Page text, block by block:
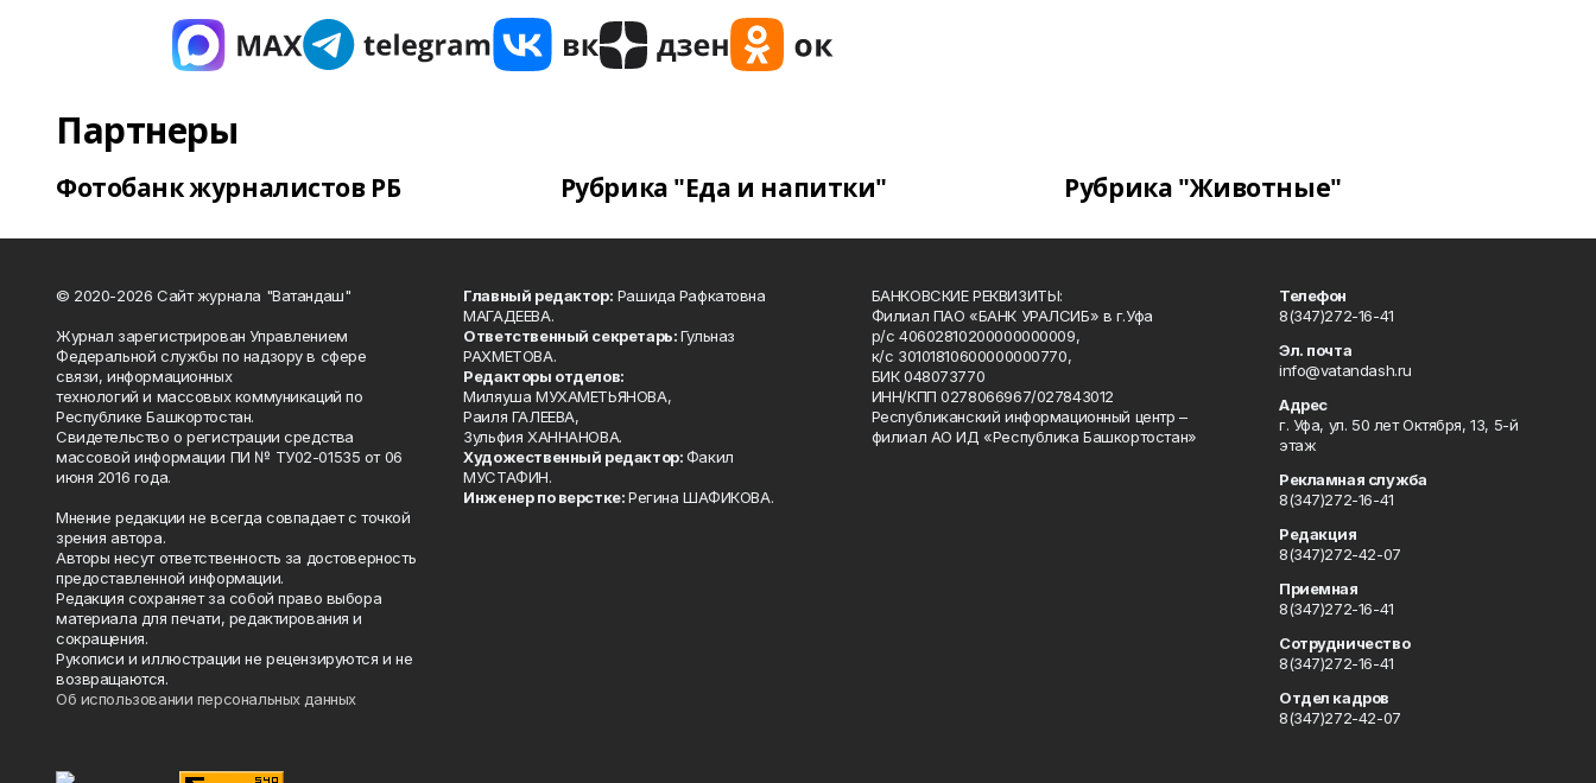
Партнеры
Фотобанк журналистов РБ Рубрика "Еда и напитки" Рубрика "Животные"
© 2020-2026 Сайт журнала "Ватандаш"
Журнал зарегистрирован Управлением
Федеральной службы по надзору в сфере
связи, информационных
технологий и массовых коммуникаций по
Республике Башкортостан.
Свидетельство о регистрации средства
массовой информации ПИ № ТУ02-01535 от 06
июня 2016 года.
Мнение редакции не всегда совпадает с точкой
зрения автора.
Авторы несут ответственность за достоверность
предоставленной информации.
Редакция сохраняет за собой право выбора
материала для печати, редактирования и
сокращения.
Рукописи и иллюстрации не рецензируются и не
возвращаются.
Об использовании персональных данных
Главный редактор: Рашида Рафкатовна
МАГАДЕЕВА.
Ответственный секретарь:Гульназ
РАХМЕТОВА.
Редакторы отделов:
Миляуша МУХАМЕТЬЯНОВА,
Раиля ГАЛЕЕВА,
Зульфия ХАННАНОВА.
Художественный редактор:Факил
МУСТАФИН.
Инженер по верстке:Регина ШАФИКОВА.
БАНКОВСКИЕ РЕКВИЗИТЫ:
Филиал ПАО «БАНК УРАЛСИБ» в г.Уфа
р/с 40602810200000000009,
к/с 30101810600000000770,
БИК 048073770
ИНН/КПП 0278066967/027843012
Республиканский информационный центр –
филиал АО ИД «Республика Башкортостан»
Телефон
8(347)272-16-41
Эл. почта
info@vatandash.ru
Адрес
г. Уфа, ул. 50 лет Октября, 13, 5-й
этаж
Рекламная служба
8(347)272-16-41
Редакция
8(347)272-42-07
Приемная
8(347)272-16-41
Сотрудничество
8(347)272-16-41
Отдел кадров
8(347)272-42-07